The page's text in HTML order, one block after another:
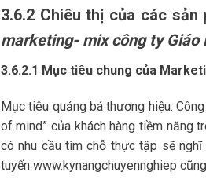
3.6.2 Chiêu thị của các
marketing- mix công ty Giáo
3.6.2.1 Mục tiêu chung của
Mục tiêu quảng bá thương hiệu:
of mind” của khách hàng tiềm năng
có nhu cầu tìm chỗ thực tập sẽ
tuyến www.kynangchuyennghiep